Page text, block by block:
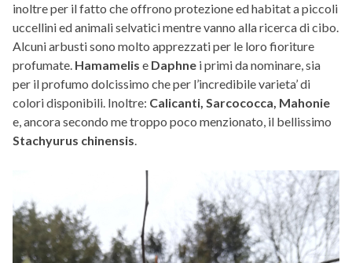
inoltre per il fatto che offrono protezione ed habitat a piccoli
uccellini ed animali selvatici mentre vanno alla ricerca di cibo.
Alcuni arbusti sono molto apprezzati per le loro fioriture
profumate. Hamamelis e Daphne i primi da nominare, sia
per il profumo dolcissimo che per l’incredibile varieta’ di
colori disponibili. Inoltre: Calicanti, Sarcococca, Mahonie
e, ancora secondo me troppo poco menzionato, il bellissimo
Stachyurus chinensis.